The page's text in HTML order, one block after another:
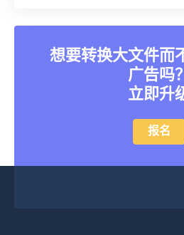
想要转换大文件而
广告吗？
立即升
报名